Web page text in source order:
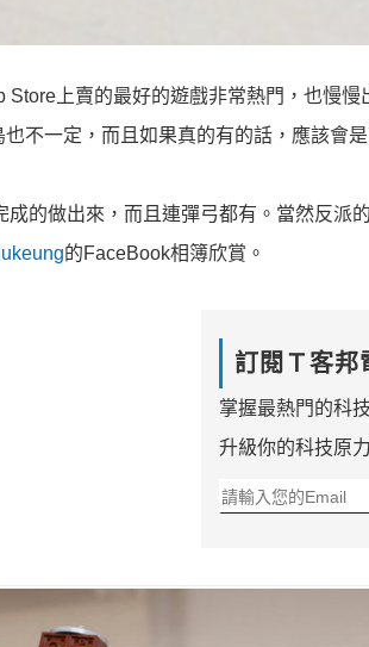
Store上賣的最好的遊戲非常熱門，也慢
不一定，而且如果真的有的話，應該會
的做出來，而且連彈弓都有。當然反派
的FaceBook相簿欣賞。
訂閱Ｔ客邦
掌握最熱門的科
升級你的科技原力